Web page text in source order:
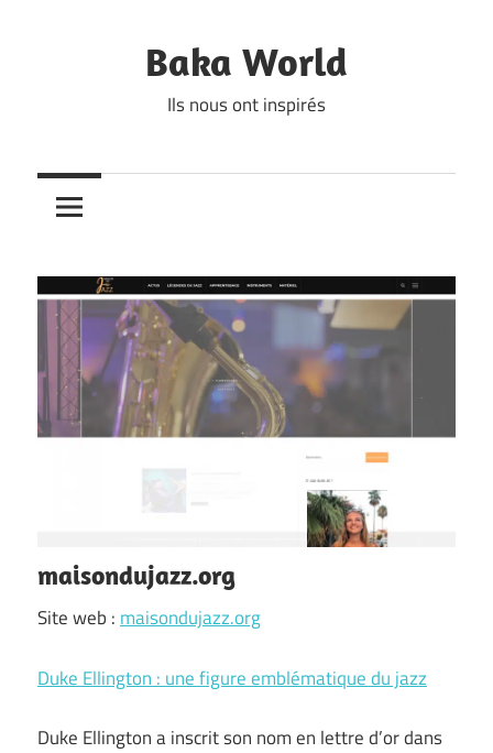
Baka World
Ils nous ont inspirés
maisondujazz.org
Site web : maisondujazz.org
Duke Ellington : une figure emblématique du jazz
Duke Ellington a inscrit son nom en lettre d’or dans